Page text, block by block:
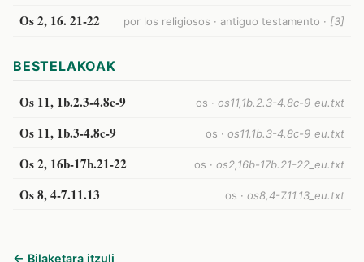
Os 2, 16. 21-22 por los religiosos · antiguo testamento · [3]
BESTELAKOAK
Os 11, 1b.2.3-4.8c-9 os · os11,1b.2.3-4.8c-9_eu.txt
Os 11, 1b.3-4.8c-9 os · os11,1b.3-4.8c-9_eu.txt
Os 2, 16b-17b.21-22 os · os2,16b-17b.21-22_eu.txt
Os 8, 4-7.11.13 os · os8,4-7.11.13_eu.txt
← Bilaketara itzuli